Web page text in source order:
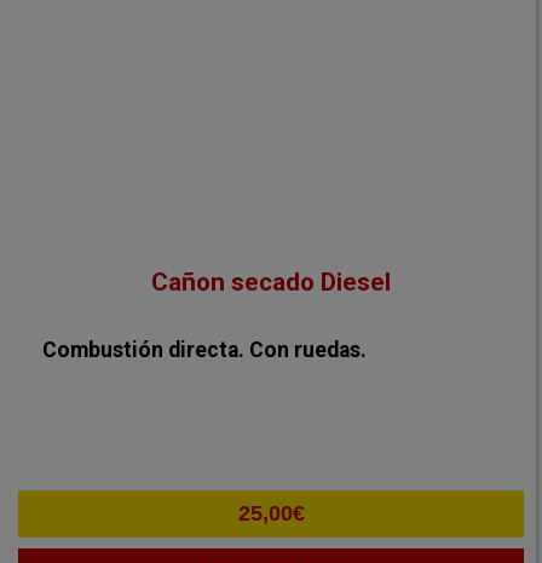
Cañon secado Diesel
Combustión directa. Con ruedas.
25,00€